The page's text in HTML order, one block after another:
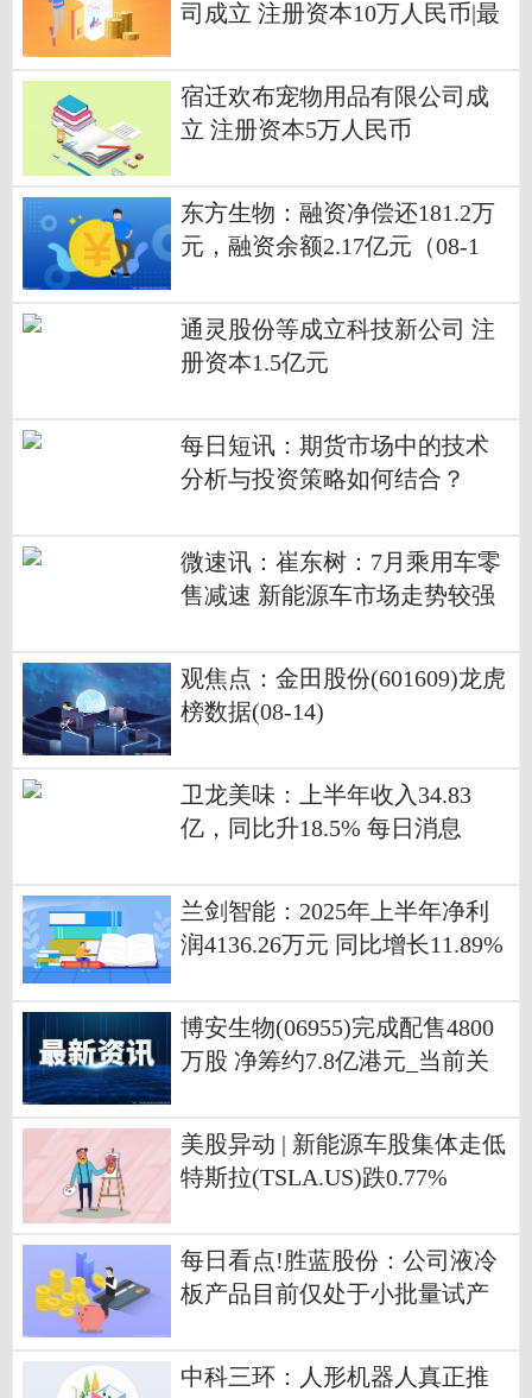
司成立 注册资本10万人民币|最
宿迁欢布宠物用品有限公司成
立 注册资本5万人民币
东方生物：融资净偿还181.2万
元，融资余额2.17亿元（08-1
通灵股份等成立科技新公司 注
册资本1.5亿元
每日短讯：期货市场中的技术
分析与投资策略如何结合？
微速讯：崔东树：7月乘用车零
售减速 新能源车市场走势较强
观焦点：金田股份(601609)龙虎
榜数据(08-14)
卫龙美味：上半年收入34.83
亿，同比升18.5% 每日消息
兰剑智能：2025年上半年净利
润4136.26万元 同比增长11.89%
博安生物(06955)完成配售4800
万股 净筹约7.8亿港元_当前关
美股异动 | 新能源车股集体走低
特斯拉(TSLA.US)跌0.77%
每日看点!胜蓝股份：公司液冷
板产品目前仅处于小批量试产
中科三环：人形机器人真正推